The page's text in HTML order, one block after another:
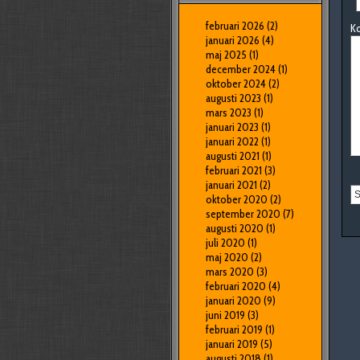
februari 2026 (2)
januari 2026 (4)
maj 2025 (1)
december 2024(1)
oktober 2024(2)
augusti 2023 (1)
mars 2023 (1)
januari 2023 (1)
januari 2022 (1)
augusti 2021 (1)
februari 2021 (3)
januari 2021 (2)
oktober 2020 (2)
september 2020 (7)
augusti 2020 (1)
juli 2020 (1)
maj 2020 (2)
mars 2020 (3)
februari 2020 (4)
januari 2020 (9)
juni 2019 (3)
februari 2019 (1)
januari 2019 (5)